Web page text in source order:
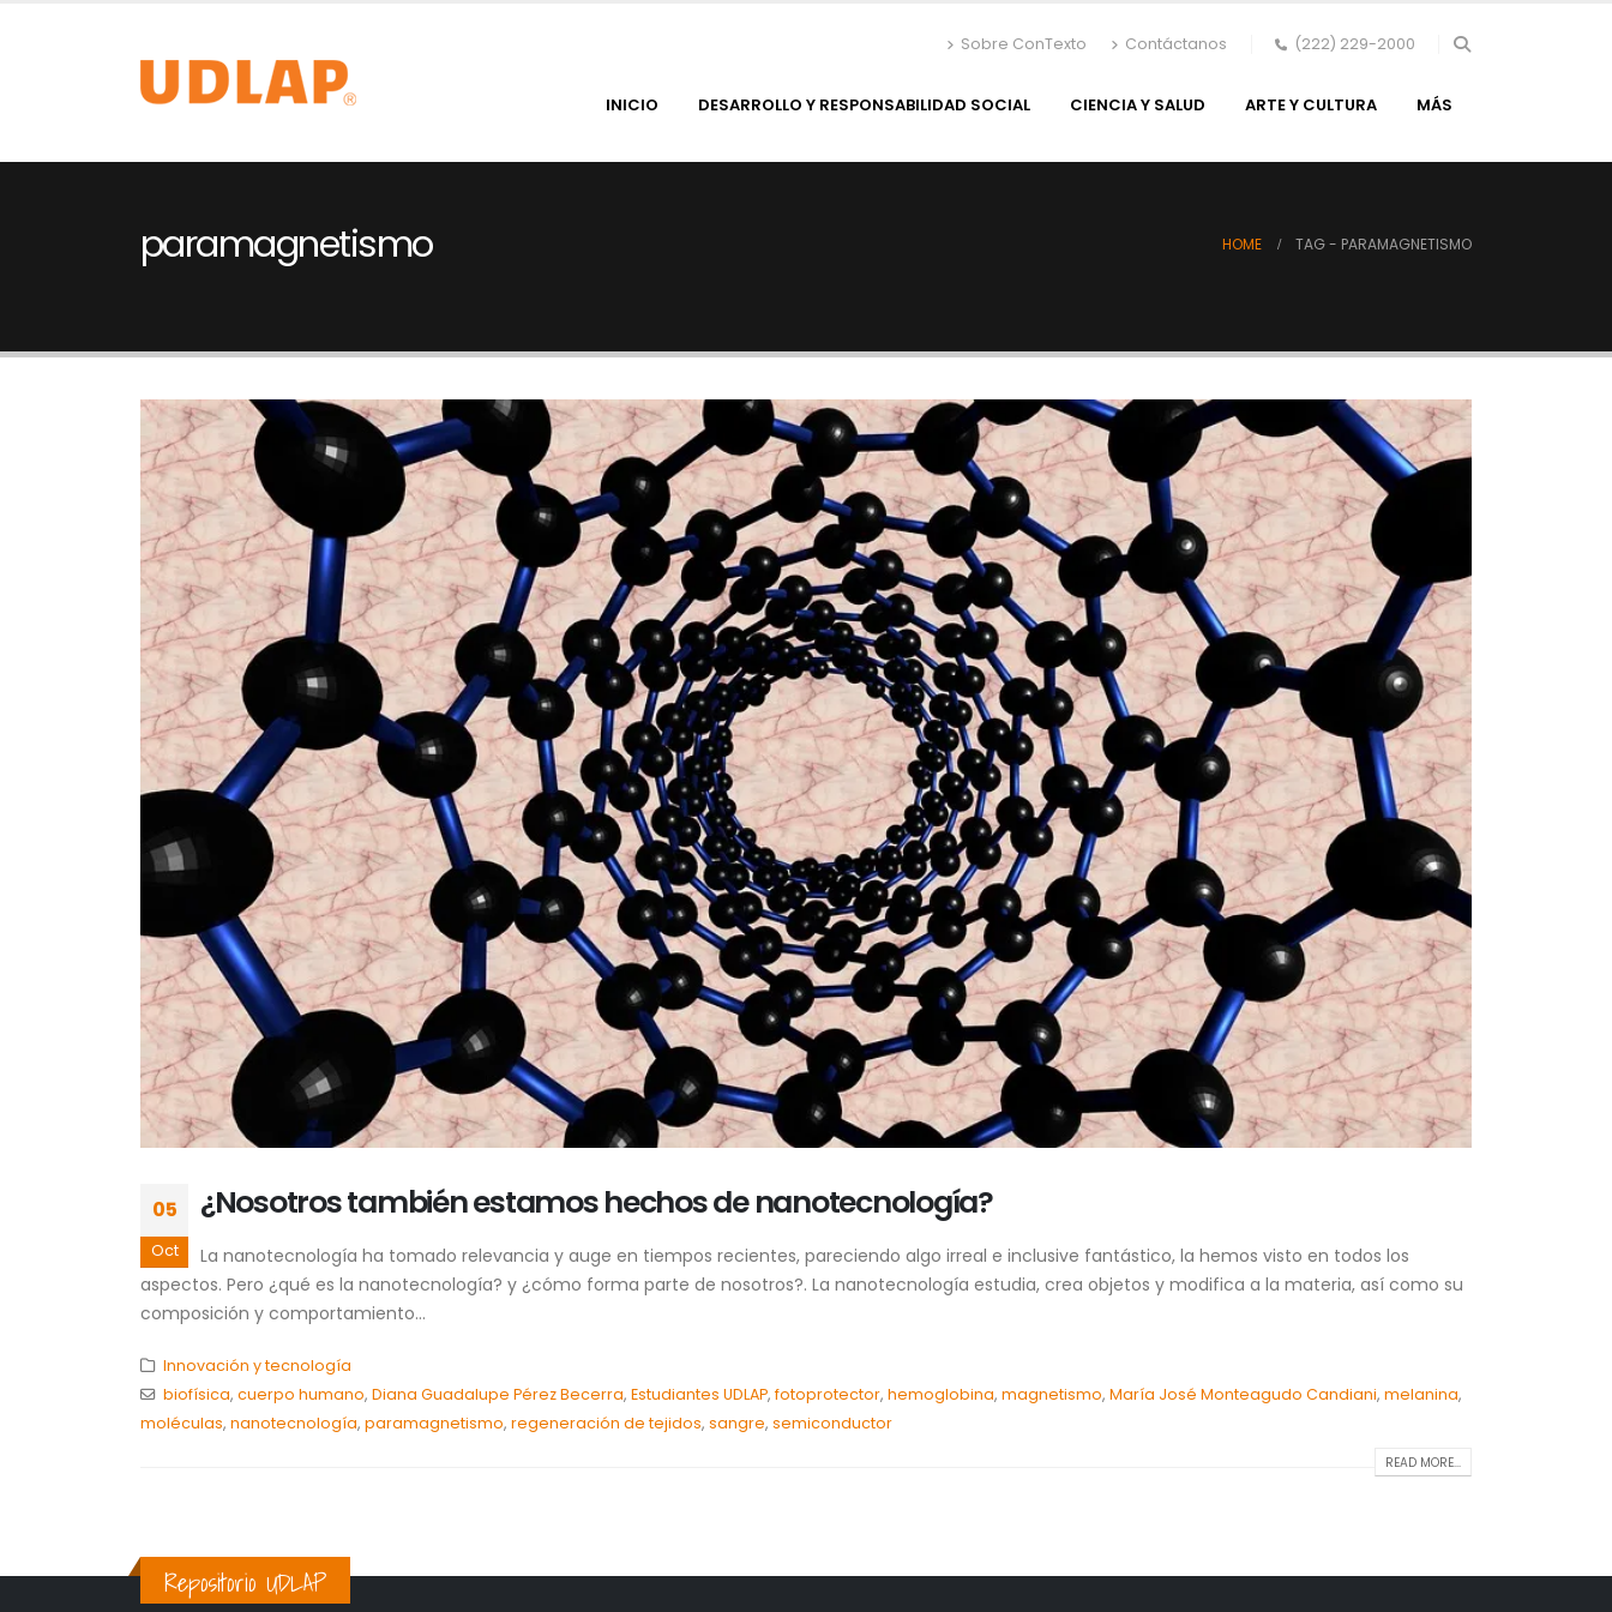
Sobre ConTexto Contáctanos (222) 229-2000
INICIO DESARROLLO Y RESPONSABILIDAD SOCIAL CIENCIA Y SALUD ARTE Y CULTURA MÁS
paramagnetismo HOME TAG - PARAMAGNETISMO
05
Oct
¿Nosotros también estamos hechos de nanotecnología?
La nanotecnología ha tomado relevancia y auge en tiempos recientes, pareciendo algo irreal e inclusive fantástico, la hemos visto en todos los
aspectos. Pero ¿qué es la nanotecnología? y ¿cómo forma parte de nosotros?. La nanotecnología estudia, crea objetos y modifica a la materia, así como su
composición y comportamiento...
Innovación y tecnología
biofísica, cuerpo humano, Diana Guadalupe Pérez Becerra, Estudiantes UDLAP, fotoprotector, hemoglobina, magnetismo, María José Monteagudo Candiani, melanina,
moléculas, nanotecnología, paramagnetismo, regeneración de tejidos, sangre, semiconductor
READ MORE...
Repositorio UDLAP